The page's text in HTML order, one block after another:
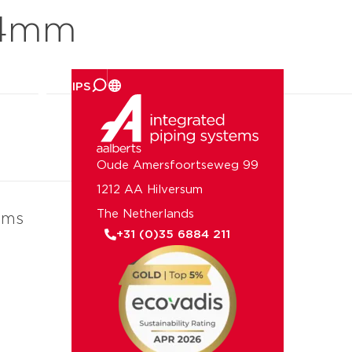
Oude Amersfoortseweg 99
1212 AA Hilversum
The Netherlands
+31 (0)35 6884 211